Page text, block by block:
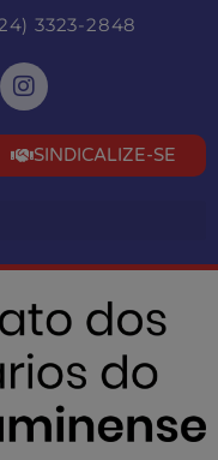
3323-2848
SINDICALIZE-SE